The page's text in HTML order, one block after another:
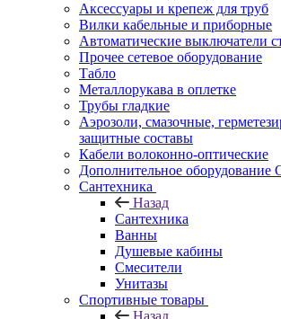
Аксессуары и крепеж для труб
Вилки кабельные и приборные
Автоматические выключатели
Прочее сетевое оборудование
Табло
Металлорукава в оплетке
Трубы гладкие
Аэрозоли, смазочные,
защитные составы
Кабели волоконно-оптические
Дополнительное
Сантехника
Назад
Сантехника
Ванны
Душевые кабины
Смесители
Унитазы
Спортивные товары
Назад